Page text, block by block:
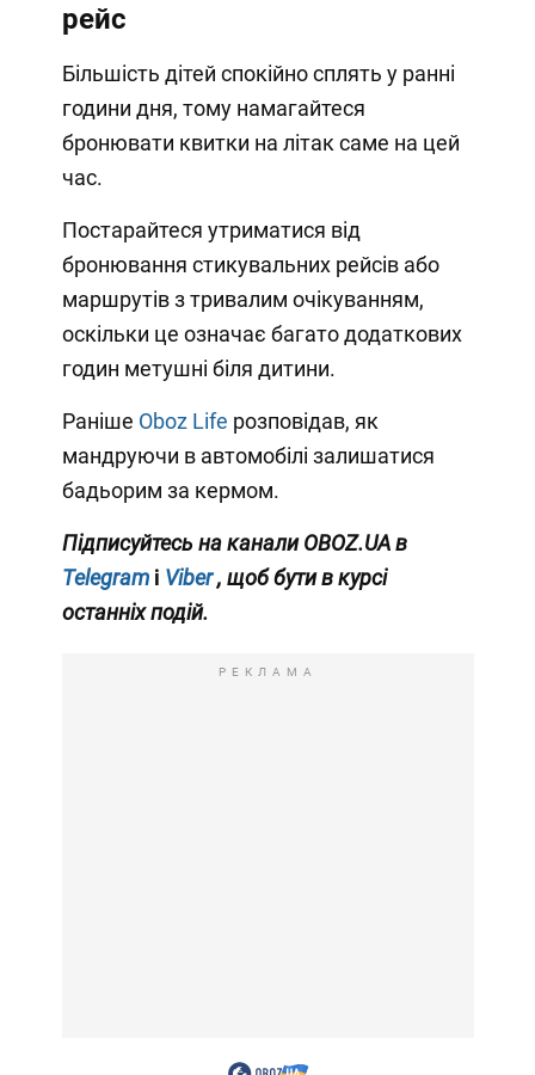
рейс
Більшість дітей спокійно сплять у ранні
години дня, тому намагайтеся
бронювати квитки на літак саме на цей
час.
Постарайтеся утриматися від
бронювання стикувальних рейсів або
маршрутів з тривалим очікуванням,
оскільки це означає багато додаткових
годин метушні біля дитини.
Раніше Oboz Life розповідав, як
мандруючи в автомобілі залишатися
бадьорим за кермом.
Підписуйтесь на канали OBOZ.UA в
Telegram і Viber , щоб бути в курсі
останніх подій.
РЕКЛАМА